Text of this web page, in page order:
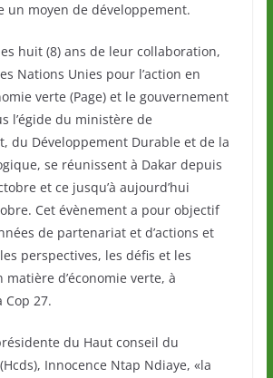
un moyen de développement.
huit (8) ans de leur collaboration,
Nations Unies pour l’action en
verte (Page) et le gouvernement
l’égide du ministère de
du Développement Durable et de la
se réunissent à Dakar depuis
et ce jusqu’à aujourd’hui
Cet évènement a pour objectif
de partenariat et d’actions et
perspectives, les défis et les
d’économie verte, à
Cop 27.
du Haut conseil du
Innocence Ntap Ndiaye, «la